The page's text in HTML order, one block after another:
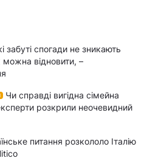
забуті спогади не зникають
можна відновити, –
Чи справді вигідна сімейна
розкрили неочевидний
питання розкололо Італію